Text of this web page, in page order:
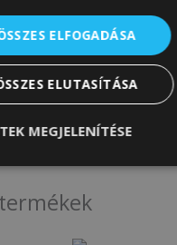
ideális választás alkalmi
programokra vagy akár
viselethez is.
Kategória:Női táskák
ELFOGADÁSA
ELUTASÍTÁSA
MEGJELENÍTÉSE